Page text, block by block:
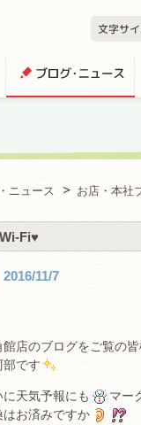
ニュース お店・本社
Fi♥
2016/11/7
店のブログをご覧の
部です
天気予報にも
マー
お済みですか